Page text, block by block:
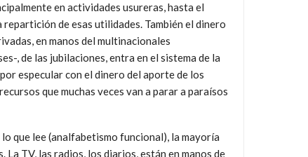
en actividades usureras, hasta el
repartición de esas utilidades. También el dinero
en manos del multinacionales
, de las jubilaciones, entra en el sistema de la
especular con el dinero del aporte de los
que muchas veces van a parar a paraísos
que lee (analfabetismo funcional), la mayoría
TV, las radios, los diarios, están en manos de